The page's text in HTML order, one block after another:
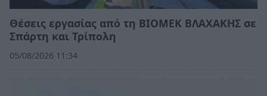
Θέσεις εργασίας από τη ΒΙΟΜΕΚ ΒΛΑΧΑΚΗΣ σε
Σπάρτη και Τρίπολη
05/08/2026 11:34